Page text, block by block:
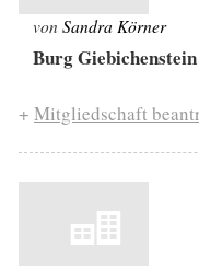
vonSandra Körner
Burg
+ Mitgliedschaft